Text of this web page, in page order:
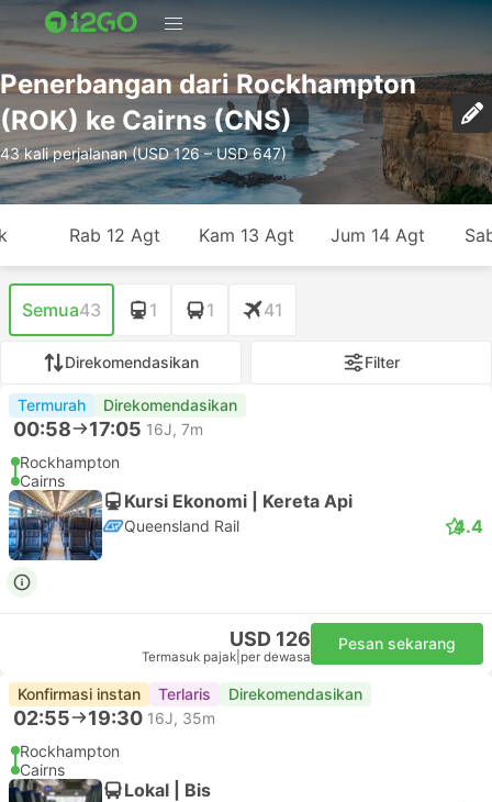
Penerbangan dari Rockhampton
(ROK) ke Cairns (CNS)
43 kali perjalanan (USD 126 – USD 647)
Rab 12 Agt Kam 13 Agt Jum 14 Agt
Semua43 1 1 41
Direkomendasikan Filter
Termurah Direkomendasikan
00:58 17:05 16J, 7m
Rockhampton
Cairns
Kursi Ekonomi | Kereta Api
Queensland Rail 4.4
USD 126
Termasuk pajak per dewasa
Pesan sekarang
Konfirmasi instan Terlaris Direkomendasikan
02:55 19:30 16J, 35m
Rockhampton
Cairns
Lokal | Bis